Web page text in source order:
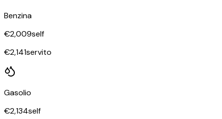
Benzina
€2,009self
€2,141servito
Gasolio
€2,134self